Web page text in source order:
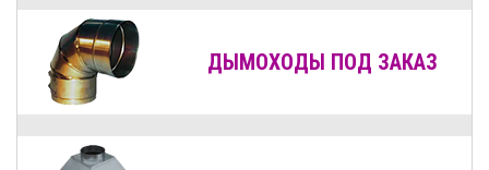
ДЫМОХОДЫ ПОД ЗАКАЗ